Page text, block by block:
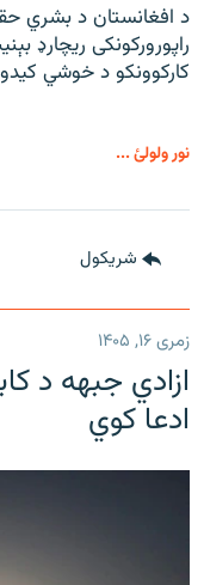
د افغانستان د بشري
راپورورکونکی ریچارډ
کارکوونکو د خوشي
نور ولولئ ...
شريکول
زمری ۱۶, ۱۴۰۵
ازادي جبهه د
ادعا کوي